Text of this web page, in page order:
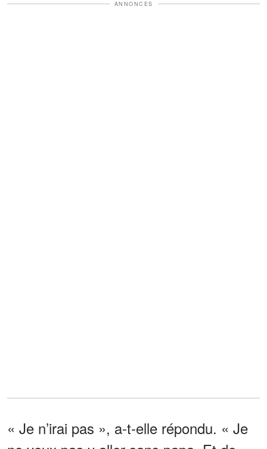
ANNONCES
« Je n’irai pas », a-t-elle répondu. « Je